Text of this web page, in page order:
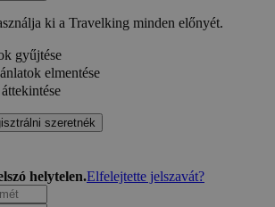
ki a Travelking minden előnyét.
gyűjtése
elmentése
szeretnék
helytelen.Elfelejtette jelszavát?